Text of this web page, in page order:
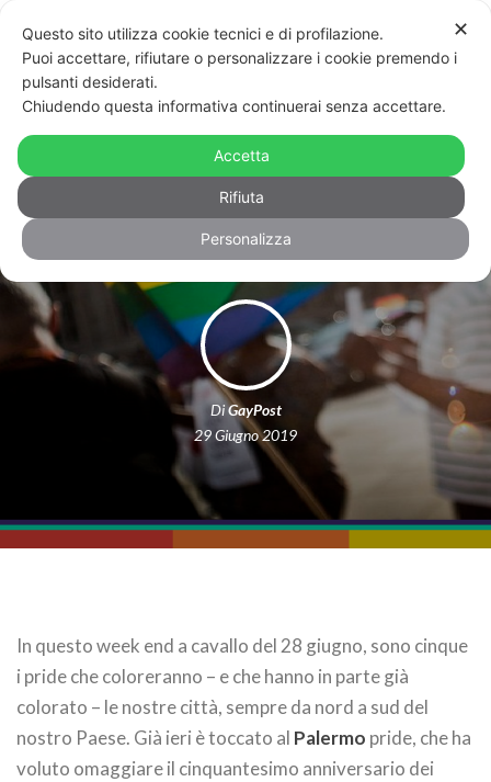
Continua l’Onda pride, aspettando
New York: oggi Milano, Treviso, Bari
e Catania
DiGayPost
29 Giugno 2019
In questo week end a cavallo del 28 giugno, sono cinque
i pride che coloreranno – e che hanno in parte già
colorato – le nostre città, sempre da nord a sud del
nostro Paese. Già ieri è toccato al Palermo pride, che ha
voluto omaggiare il cinquantesimo anniversario dei
✕
Questo sito utilizza cookie tecnici e di profilazione.
Puoi accettare, rifiutare o personalizzare i cookie premendo i
pulsanti desiderati.
Chiudendo questa informativa continuerai senza accettare.
Accetta
Rifiuta
Personalizza